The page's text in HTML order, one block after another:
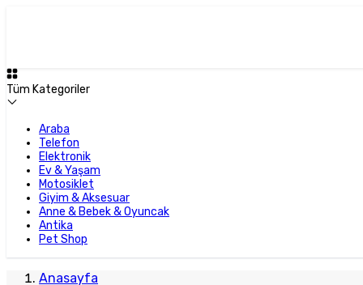
Tüm Kategoriler
Araba
Telefon
Elektronik
Ev & Yaşam
Motosiklet
Giyim & Aksesuar
Anne & Bebek & Oyuncak
Antika
Pet Shop
Anasayfa